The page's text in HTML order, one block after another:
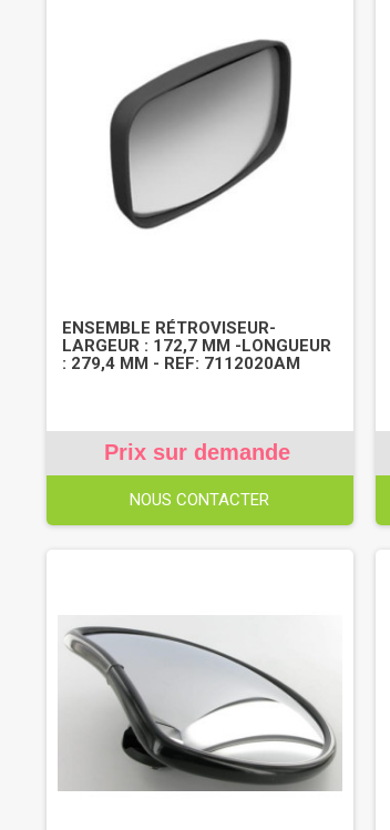
ENSEMBLE RÉTROVISEUR-
LARGEUR : 172,7 MM -LONGUEUR
: 279,4 MM - REF: 7112020AM
Prix sur demande
NOUS CONTACTER